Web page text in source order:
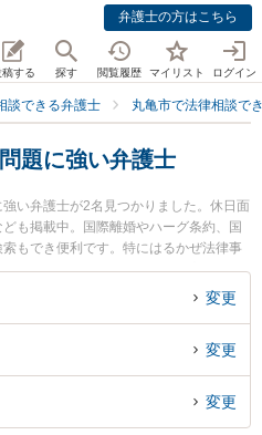
弁護士の方はこちら
稿する 探す 閲覧履歴 マイリスト ログイン
談できる弁護士 丸亀市で法律相談で
題に強い弁護士
い弁護士が2名見つかりました。休日面
も掲載中。国際離婚やハーグ条約、国
もでき便利です。特にはるかぜ法律事
事務所の久保田 仁弁護士のプロフィー
れています。『丸亀市で土日や夜間に
できる丸亀市内の弁護士に相談予約し
すめです。
変更
変更
変更